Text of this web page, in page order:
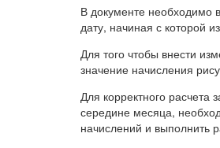
В документе необходимо
дату, начиная с которой
Для того чтобы внести
значение начисления
Для корректного
середине месяца,
начислений и выполнить